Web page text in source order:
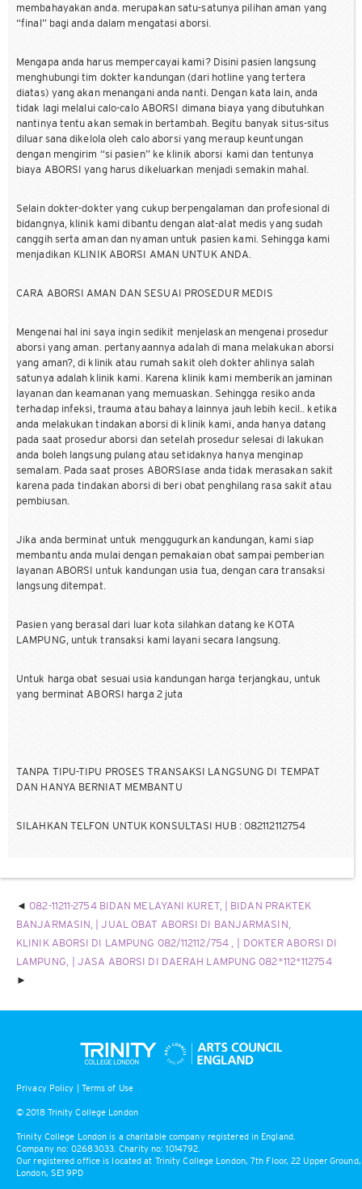
membahayakan anda. merupakan satu-satunya pilihan aman yang
“final” bagi anda dalam mengatasi aborsi.
Mengapa anda harus mempercayai kami? Disini pasien langsung
menghubungi tim dokter kandungan (dari hotline yang tertera
diatas) yang akan menangani anda nanti. Dengan kata lain, anda
tidak lagi melalui calo-calo ABORSI dimana biaya yang dibutuhkan
nantinya tentu akan semakin bertambah. Begitu banyak situs-situs
diluar sana dikelola oleh calo aborsi yang meraup keuntungan
dengan mengirim “si pasien” ke klinik aborsi kami dan tentunya
biaya ABORSI yang harus dikeluarkan menjadi semakin mahal.
Selain dokter-dokter yang cukup berpengalaman dan profesional di
bidangnya, klinik kami dibantu dengan alat-alat medis yang sudah
canggih serta aman dan nyaman untuk pasien kami. Sehingga kami
menjadikan KLINIK ABORSI AMAN UNTUK ANDA.
CARA ABORSI AMAN DAN SESUAI PROSEDUR MEDIS
Mengenai hal ini saya ingin sedikit menjelaskan mengenai prosedur
aborsi yang aman. pertanyaannya adalah di mana melakukan aborsi
yang aman?, di klinik atau rumah sakit oleh dokter ahlinya salah
satunya adalah klinik kami. Karena klinik kami memberikan jaminan
layanan dan keamanan yang memuaskan. Sehingga resiko anda
terhadap infeksi, trauma atau bahaya lainnya jauh lebih kecil.. ketika
anda melakukan tindakan aborsi di klinik kami, anda hanya datang
pada saat prosedur aborsi dan setelah prosedur selesai di lakukan
anda boleh langsung pulang atau setidaknya hanya menginap
semalam. Pada saat proses ABORSIase anda tidak merasakan sakit
karena pada tindakan aborsi di beri obat penghilang rasa sakit atau
pembiusan.
Jika anda berminat untuk menggugurkan kandungan, kami siap
membantu anda mulai dengan pemakaian obat sampai pemberian
layanan ABORSI untuk kandungan usia tua, dengan cara transaksi
langsung ditempat.
Pasien yang berasal dari luar kota silahkan datang ke KOTA
LAMPUNG, untuk transaksi kami layani secara langsung.
Untuk harga obat sesuai usia kandungan harga terjangkau, untuk
yang berminat ABORSI harga 2 juta
TANPA TIPU-TIPU PROSES TRANSAKSI LANGSUNG DI TEMPAT
DAN HANYA BERNIAT MEMBANTU
SILAHKAN TELFON UNTUK KONSULTASI HUB : 082112112754
082-11211-2754 BIDAN MELAYANI KURET, | BIDAN PRAKTEK
BANJARMASIN, | JUAL OBAT ABORSI DI BANJARMASIN,
KLINIK ABORSI DI LAMPUNG 082/112112/754 , | DOKTER ABORSI DI
LAMPUNG, | JASA ABORSI DI DAERAH LAMPUNG 082*112*112754
Privacy Policy Terms of Use
© 2018 Trinity College London
Trinity College London is a charitable company registered in England.
Company no: 02683033. Charity no: 1014792.
Our registered office is located at Trinity College London, 7th Floor, 22 Upper Ground,
London, SE1 9PD